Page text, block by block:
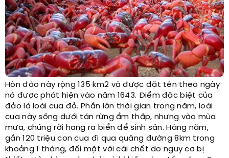
Hòn đảo này rộng 135 km2 và được đặt tên theo ngày
nó được phát hiện vào năm 1643. Điểm đặc biệt của
đảo là loài cua đỏ. Phần lớn thời gian trong năm, loài
cua này sống dưới tán rừng ẩm thấp, nhưng vào mùa
mưa, chúng rời hang ra biển để sinh sản. Hàng năm,
gần 120 triệu con cua đi qua quãng đường 8km trong
khoảng 1 tháng, đối mặt với cái chết do nguy cơ bị